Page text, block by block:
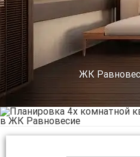
ЖК